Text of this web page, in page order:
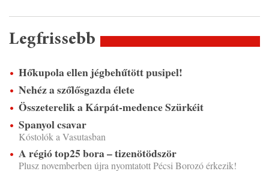
Legfrissebb
Hőkupola ellen jégbehűtött pusipel!
Nehéz a szőlősgazda élete
Összeterelik a Kárpát-medence Szürkéit
Spanyol csavar
Kóstolók a Vasutasban
A régió top25 bora – tizenötödször
Plusz novemberben újra nyomtatott Pécsi Borozó érkezik!